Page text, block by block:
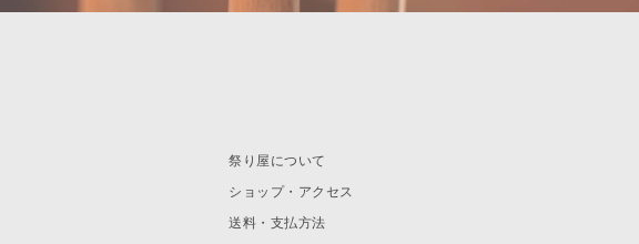
祭り屋について
ショップ・アクセス
送料・支払方法